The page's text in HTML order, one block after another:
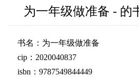
为一年级做准备 - 的
书名：为一年级做准备
cip：2020040837
isbn：9787549844449